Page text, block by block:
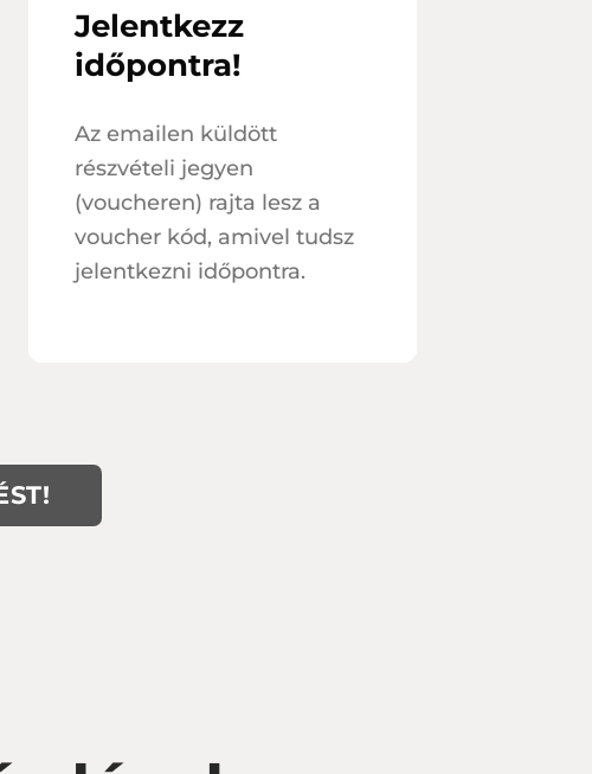
Jelentkezz
időpontra!
Az emailen küldött
részvételi jegyen
(voucheren) rajta lesz a
voucher kód, amivel tudsz
jelentkezni időpontra.